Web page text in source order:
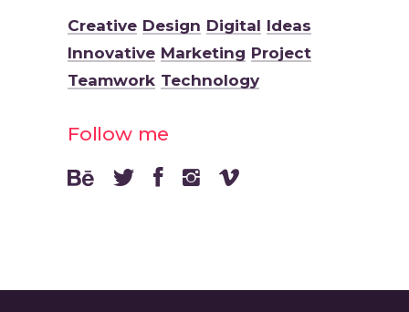
Creative Design Digital Ideas
Innovative Marketing Project
Teamwork Technology
Follow me